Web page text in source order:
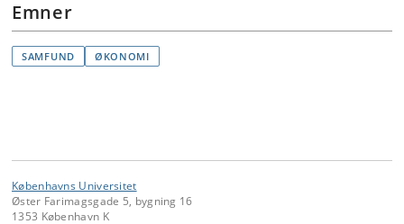
Emner
SAMFUND ØKONOMI
Københavns Universitet
Øster Farimagsgade 5, bygning 16
1353 København K